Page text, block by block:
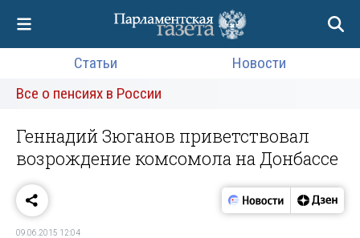
Статьи
Новости
Все о пенсиях в России
Геннадий Зюганов приветствовал
возрождение комсомола на Донбассе
09.06.2015 12:04